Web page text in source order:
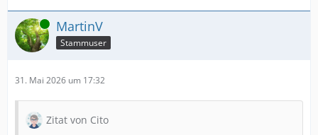
Online MartinV
Stammuser
31. Mai 2026 um 17:32
Zitat von Cito